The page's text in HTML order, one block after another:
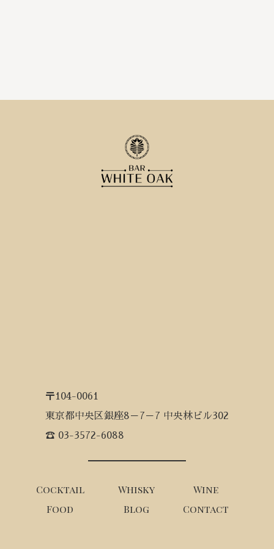
〒104-0061
東京都中央区銀座8－7－7 中央林ビル302
☎ 03-3572-6088
Cocktail Whisky
Wine
Food
Blog Contact